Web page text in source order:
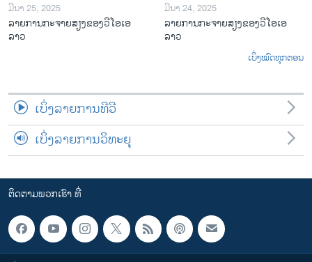
ມີນາ 25, 2025
ລາຍການກະຈາຍສຽງຂອງວີໂອເອ
ລາວ
ມີນາ 24, 2025
ລາຍການກະຈາຍສຽງຂອງວີໂອເອ
ລາວ
ເບິ່ງໝົດທຸກຕອນ
ເບິ່ງລາຍການທີວີ
ເບິ່ງລາຍການວິທະຍຸ
ຕິດຕາມພວກເຮົາ ທີ່